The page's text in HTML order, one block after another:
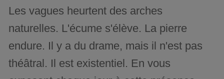
Les vagues heurtent des arches
naturelles. L'écume s'élève. La pierre
endure. Il y a du drame, mais il n'est pas
théâtral. Il est existentiel. En vous